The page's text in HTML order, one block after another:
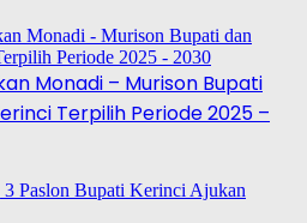
Monadi – Murison Bupati
Terpilih Periode 2025 –